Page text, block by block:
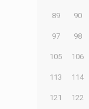
89 90
97 98
105 106
113 114
121 122